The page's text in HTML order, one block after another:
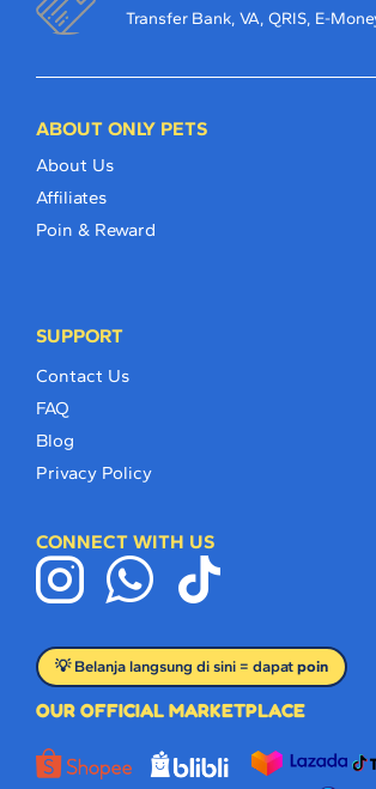
Transfer Bank, VA, QRIS, E-
ABOUT ONLY PETS
About Us
Affiliates
Poin & Reward
SUPPORT
Contact Us
FAQ
Blog
Privacy Policy
CONNECT WITH US
💡 Belanja langsung di sini = dapat poin
OUR OFFICIAL MARKETPLACE